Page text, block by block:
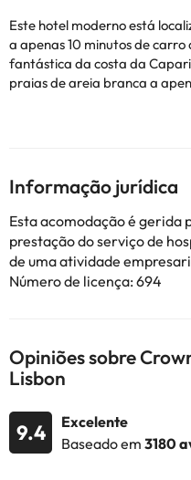
Este hotel moderno está
a apenas 10 minutos de
fantástica da costa da
praias de areia branca a
no rio Tejo, Lisboa e o centro
facilmente acessíveis. O
Alguns dos serviços indicados
Todas as informações desta
por parte do alojamento. Se
Informação jurídica
Esta acomodação é gerida
prestação do serviço de
de uma atividade
Número de licença: 694
Opiniões sobre
Lisbon
9.4
Excelente
Baseado em 3180